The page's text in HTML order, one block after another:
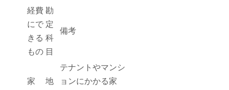
経費
にで
きる
もの
勘
定
科
目
備考
家
地
テナントやマンシ
ョンにかかる家